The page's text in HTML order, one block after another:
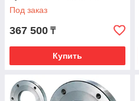
Под заказ
367 500 ₸
Купить